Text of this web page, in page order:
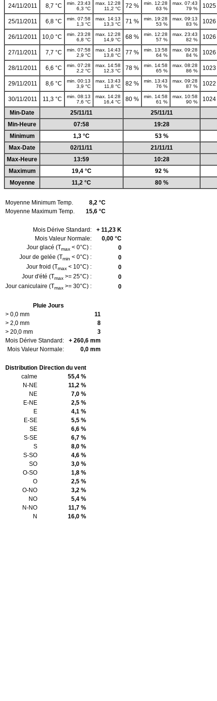
24/11/2011 8,7 °C
min. 23:43
6,3 °C
max. 12:28
11,2 °C
72 %
min. 12:28
63 %
max. 07:43
79 %
25/11/2011 6,8 °C
min. 07:58
1,3 °C
max. 14:13
13,3 °C
71 %
min. 19:28
53 %
max. 09:13
83 %
26/11/2011 10,0 °C
min. 23:28
6,8 °C
max. 12:28
14,9 °C
68 %
min. 12:28
57 %
max. 23:43
82 %
27/11/2011 7,7 °C
min. 07:58
2,9 °C
max. 14:43
13,8 °C
77 %
min. 13:58
64 %
max. 09:28
84 %
28/11/2011 6,6 °C
min. 07:28
2,2 °C
max. 14:58
12,3 °C
78 %
min. 14:58
65 %
max. 08:28
86 %
29/11/2011 8,6 °C
min. 00:13
3,9 °C
max. 13:43
11,8 °C
82 %
min. 13:43
76 %
max. 09:28
87 %
30/11/2011 11,3 °C
min. 08:13
7,6 °C
max. 14:28
16,4 °C
80 %
min. 14:58
61 %
max. 10:58
90 %
Min-Date
25/11/11
25/11/11
Min-Heure
07:58
19:28
Minimum
1,3 °C
53 %
Max-Date
02/11/11
21/11/11
Max-Heure
13:59
10:28
Maximum
19,4 °C
92 %
Moyenne
11,2 °C 80 %
Moyenne Minimum Temp.
8,2 °C
Moyenne Maximum Temp.
15,6 °C
Mois Dérive Standard:
+ 11,23 K
Mois Valeur Normale:
0,00 °C
Jour glacé (Tmax < 0°C) :
0
Jour de gelée (Tmin < 0°C) :
0
Jour froid (Tmax < 10°C) :
0
Jour d'été (Tmax >= 25°C) :
0
Jour caniculaire (Tmax >= 30°C) : 0
Pluie Jours
> 0,0 mm
11
> 2,0 mm
8
> 20,0 mm
3
Mois Dérive Standard:
+ 260,6 mm
Mois Valeur Normale:
0,0 mm
Distribution Direction du vent
calme
55,4 %
N-NE
11,2 %
NE
7,0 %
E-NE
2,5 %
E
4,1 %
E-SE
5,5 %
SE
6,6 %
S-SE
6,7 %
S
8,0 %
S-SO
4,6 %
SO
3,0 %
O-SO
1,8 %
O
2,5 %
O-NO
3,2 %
NO
5,4 %
N-NO
11,7 %
N
16,0 %